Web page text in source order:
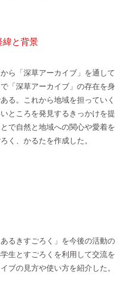
緯と背景
ら「深草アーカイブ」を通して
「深草アーカイブ」の存在を身
る。これから地域を担っていく
ところを発見するきっかけを提
で自然と地域への関心や愛着を
く、かるたを作成した。
るきすごろく」を今後の活動の
生とすごろくを利用して交流を
ブの見方や使い方を紹介した。